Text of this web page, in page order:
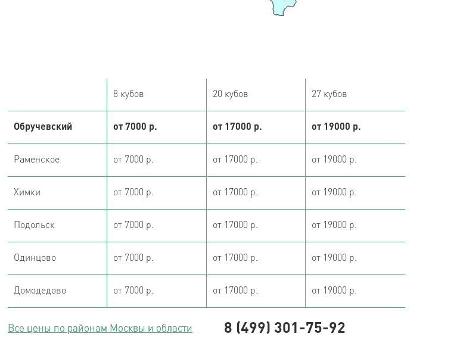
8 кубов 20 кубов 27 кубов
Обручевский от 7000 р. от 17000 р. от 19000 р.
Раменское от 7000 р. от 17000 р. от 19000 р.
Химки от 7000 р. от 17000 р. от 19000 р.
Подольск от 7000 р. от 17000 р. от 19000 р.
Одинцово от 7000 р. от 17000 р. от 19000 р.
Домодедово от 7000 р. от 17000 р. от 19000 р.
Все цены по районам Москвы и области 8 (499) 301-75-92